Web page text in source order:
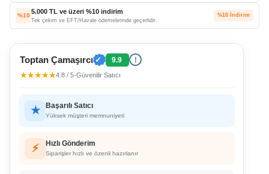
%10
5.000 TL ve üzeri %10 indirim
Tek çekim ve EFT/Havale ödemelerinde geçerlidir.
%10 İndirim
Toptan Çamaşırcı ✓ 9.9 !
★★★★★4.8 / 5•Güvenilir Satıcı
★ Başarılı Satıcı
Yüksek müşteri memnuniyeti
⚡ Hızlı Gönderim
Siparişler hızlı ve özenli hazırlanır